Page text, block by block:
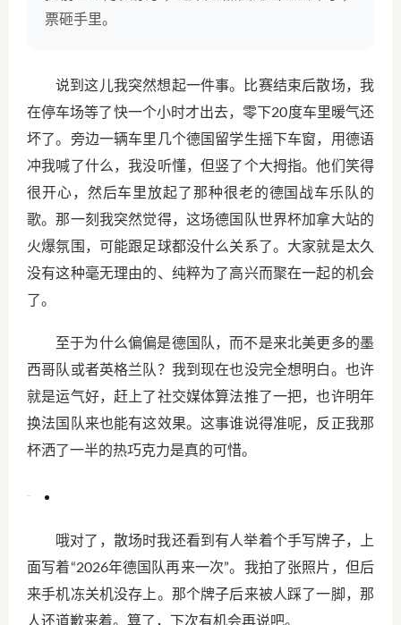
票砸手里。
说到这儿我突然想起一件事。比赛结束后散场，我
在停车场等了快一个小时才出去，零下20度车里暖气还
坏了。旁边一辆车里几个德国留学生摇下车窗，用德语
冲我喊了什么，我没听懂，但竖了个大拇指。他们笑得
很开心，然后车里放起了那种很老的德国战车乐队的
歌。那一刻我突然觉得，这场德国队世界杯加拿大站的
火爆氛围，可能跟足球都没什么关系了。大家就是太久
没有这种毫无理由的、纯粹为了高兴而聚在一起的机会
了。
至于为什么偏偏是德国队，而不是来北美更多的墨
西哥队或者英格兰队？我到现在也没完全想明白。也许
就是运气好，赶上了社交媒体算法推了一把，也许明年
换法国队来也能有这效果。这事谁说得准呢，反正我那
杯洒了一半的热巧克力是真的可惜。
哦对了，散场时我还看到有人举着个手写牌子，上
面写着“2026年德国队再来一次”。我拍了张照片，但后
来手机冻关机没存上。那个牌子后来被人踩了一脚，那
人还道歉来着。算了，下次有机会再说吧。